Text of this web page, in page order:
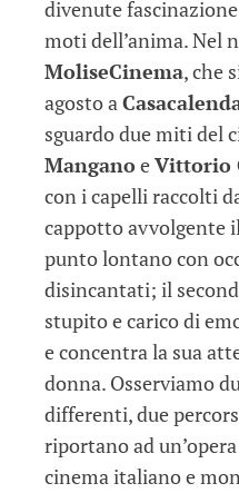
divenute
moti dell’anima. Nel
MoliseCinema, che
agosto a
sguardo due miti del
Mangano eVittorio
con i capelli raccolti
cappotto avvolgente
punto lontano con
disincantati; il
stupito e carico di
e concentra la sua
donna. Osserviamo
differenti, due
riportano ad
cinema italiano e